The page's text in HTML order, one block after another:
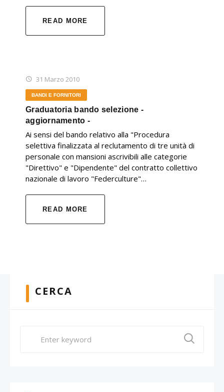
READ MORE
31 Marzo 2010
BANDI E FORNITORI
Graduatoria bando selezione -
aggiornamento -
Ai sensi del bando relativo alla "Procedura
selettiva finalizzata al reclutamento di tre unità di
personale con mansioni ascrivibili alle categorie
"Direttivo" e "Dipendente" del contratto collettivo
nazionale di lavoro "Federculture"…
READ MORE
CERCA